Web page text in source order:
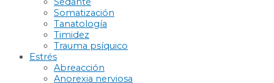
Somatización
Tanatología
Timidez
Trauma psíquico
Estrés
Abreacción
Anorexia nerviosa